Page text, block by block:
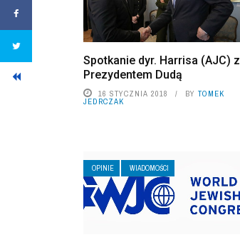
Spotkanie dyr. Harrisa (AJC) z
Prezydentem Dudą
16 STYCZNIA 2018 BY TOMEK
JEDRCZAK
OPINIE WIADOMOŚCI